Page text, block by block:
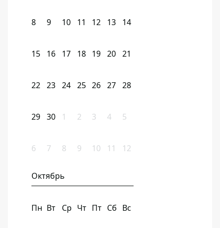
8 9 10 11 12 13 14
15 16 17 18 19 20 21
22 23 24 25 26 27 28
29 30 1 2 3 4 5
6 7 8 9 10 11 12
Октябрь
Пн Вт Ср Чт Пт Сб Вс